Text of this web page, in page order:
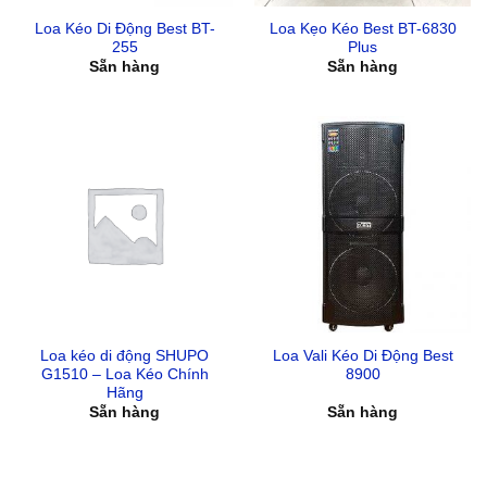
Loa Kéo Di Động Best BT-
255
Sẵn hàng
Loa Kẹo Kéo Best BT-6830
Plus
Sẵn hàng
Loa kéo di động SHUPO
G1510 – Loa Kéo Chính
Hãng
Sẵn hàng
Loa Vali Kéo Di Động Best
8900
Sẵn hàng